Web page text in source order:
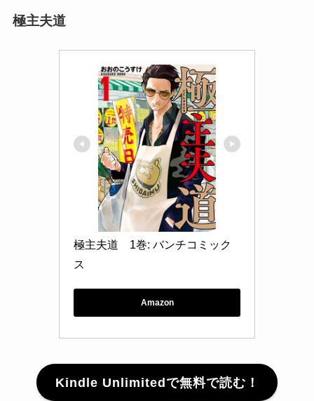
極主夫道
極主夫道　1巻: バンチコミック
ス
Amazon
Kindle Unlimitedで無料で読む！